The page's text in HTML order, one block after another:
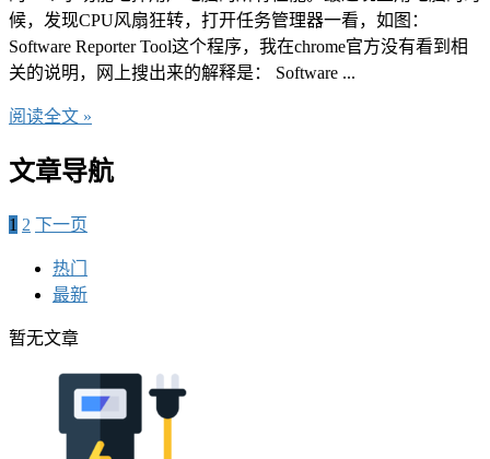
候，发现CPU风扇狂转，打开任务管理器一看，如图：
Software Reporter Tool这个程序，我在chrome官方没有看到相
关的说明，网上搜出来的解释是： Software ...
阅读全文 »
文章导航
1 2 下一页
热门
最新
暂无文章